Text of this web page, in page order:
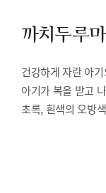
까치두루
건강하게 자란 아
아기가 복을 받고
초록, 흰색의 오방